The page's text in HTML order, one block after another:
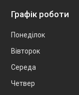
Графік роботи
Понеділок
Вівторок
Середа
Четвер